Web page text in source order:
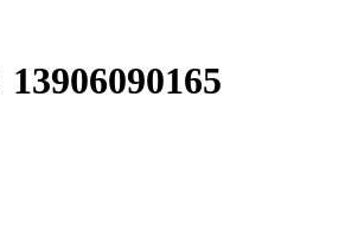
13906090165